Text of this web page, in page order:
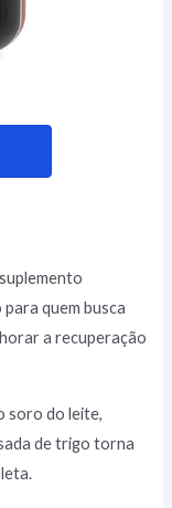
quem busca
a recuperação
soro do leite,
de trigo torna